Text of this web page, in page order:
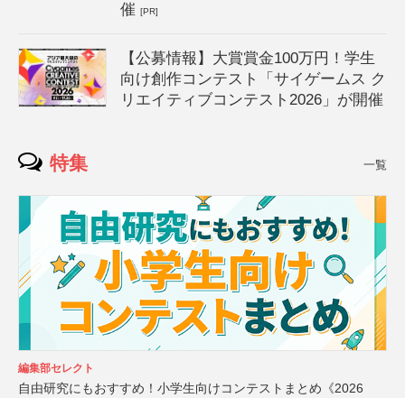
催[PR]
【公募情報】大賞賞金100万円！学生
向け創作コンテスト「サイゲームス ク
リエイティブコンテスト2026」が開催
特集 一覧
編集部セレクト
自由研究にもおすすめ！小学生向けコンテストまとめ《2026